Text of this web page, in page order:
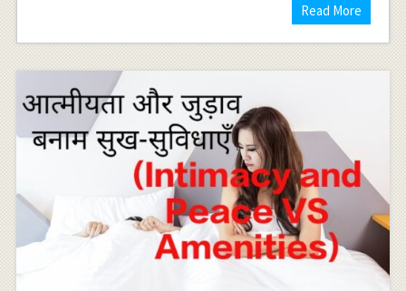
Read More